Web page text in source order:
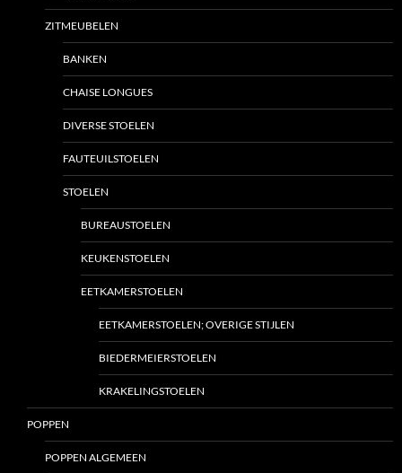
ZITMEUBELEN
BANKEN
CHAISE LONGUES
DIVERSE STOELEN
FAUTEUILSTOELEN
STOELEN
BUREAUSTOELEN
KEUKENSTOELEN
EETKAMERSTOELEN
EETKAMERSTOELEN; OVERIGE STIJLEN
BIEDERMEIERSTOELEN
KRAKELINGSTOELEN
POPPEN
POPPEN ALGEMEEN